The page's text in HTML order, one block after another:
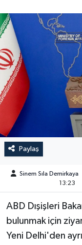
Paylaş
Sinem Sıla Demirkaya
13:23
ABD Dışişleri
bulunmak için
Yeni Delhi'den